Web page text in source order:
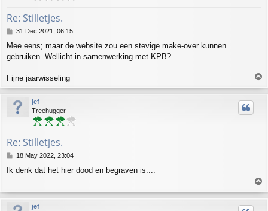
Re: Stilletjes.
P
s
t
31 Dec 2021, 06:15
Mee eens; maar de website zou een stevige make-over kunnen
gebruiken. Wellicht in samenwerking met KPB?
Fijne jaarwisseling
o
p
jef
Treehugger
Re: Stilletjes.
P
s
18 May 2022, 23:04
Ik denk dat het hier dood en begraven is....
o
p
jef